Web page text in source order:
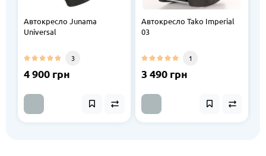
Автокресло Junama
Universal
3
4 900 грн
Автокресло Tako Imperial
03
1
3 490 грн